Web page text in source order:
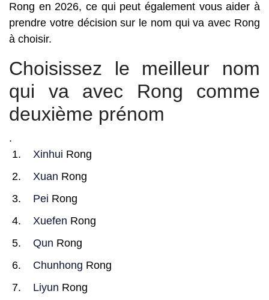
Rong en 2026, ce qui peut également vous aider à
prendre votre décision sur le nom qui va avec Rong
à choisir.
Choisissez le meilleur nom
qui va avec Rong comme
deuxième prénom
.
Xinhui Rong
Xuan Rong
Pei Rong
Xuefen Rong
Qun Rong
Chunhong Rong
Liyun Rong